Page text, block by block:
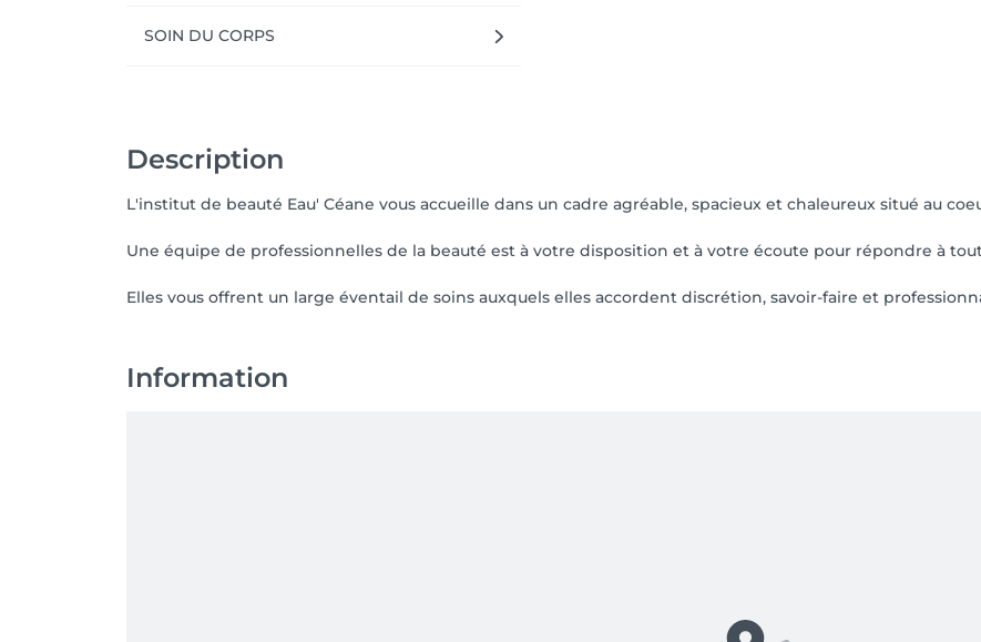
SOIN DU CORPS
Description
L'institut de beauté Eau' Céane vous accueille dans un cadre agréable, spacieux et chaleureux situé au
Une équipe de professionnelles de la beauté est à votre disposition et à votre écoute pour répondre à
Elles vous offrent un large éventail de soins auxquels elles accordent discrétion, savoir-faire et
Information